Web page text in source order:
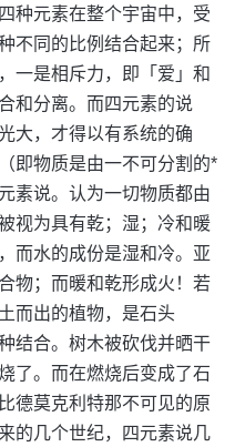
种元素在整个宇宙中，受
不同的比例结合起来；所
一是相斥力，即「爱」和
和分离。而四元素的说
大，才得以有系统的确
即物质是由一不可分割的*
素说。认为一切物质都由
视为具有乾；湿；冷和暖
而水的成份是湿和冷。亚
物；而暖和乾形成火！若
而出的植物，是石头
结合。树木被砍伐并晒干
了。而在燃烧后变成了石
德莫克利特那不可见的原
的几个世纪，四元素说几